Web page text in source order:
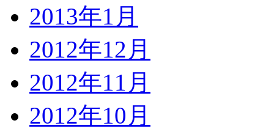
2013年1月
2012年12月
2012年11月
2012年10月